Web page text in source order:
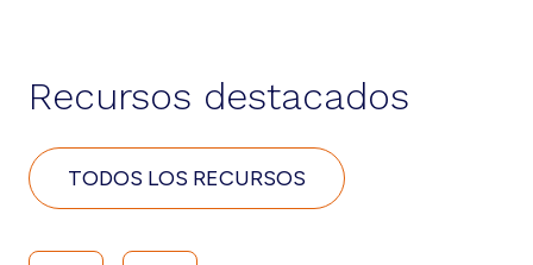
Recursos destacados
TODOS LOS RECURSOS